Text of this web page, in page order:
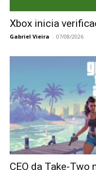
Xbox inicia
Gabriel Vieira - 07/08/2026
CEO da Take-